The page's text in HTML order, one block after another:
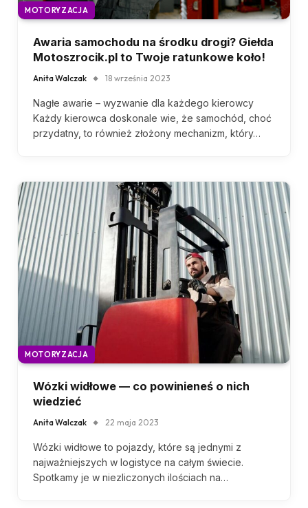
MOTORYZACJA
Awaria samochodu na środku drogi? Giełda
Motoszrocik.pl to Twoje ratunkowe koło!
Anita Walczak 18 września 2023
Nagłe awarie – wyzwanie dla każdego kierowcy
Każdy kierowca doskonale wie, że samochód, choć
przydatny, to również złożony mechanizm, który…
MOTORYZACJA
Wózki widłowe — co powinieneś o nich
wiedzieć
Anita Walczak 22 maja 2023
Wózki widłowe to pojazdy, które są jednymi z
najważniejszych w logistyce na całym świecie.
Spotkamy je w niezliczonych ilościach na…